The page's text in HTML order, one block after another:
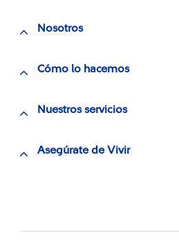
Nosotros
Cómo lo hacemos
Nuestros servicios
Asegúrate de Vivir